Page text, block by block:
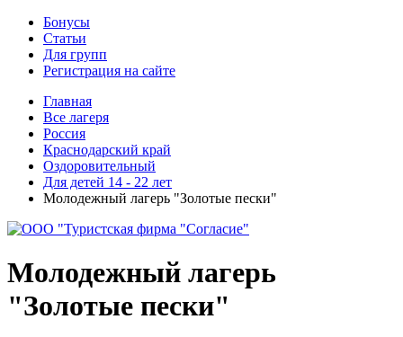
Бонусы
Статьи
Для групп
Регистрация на сайте
Главная
Все лагеря
Россия
Краснодарский край
Оздоровительный
Для детей 14 - 22 лет
Молодежный лагерь "Золотые пески"
Молодежный лагерь
"Золотые пески"